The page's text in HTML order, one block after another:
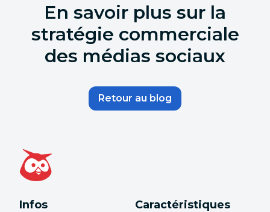
En savoir plus sur la
stratégie commerciale
des médias sociaux
Retour au blog
Infos
Caractéristiques